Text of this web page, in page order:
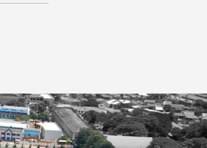
AGENDE UMA VISITA